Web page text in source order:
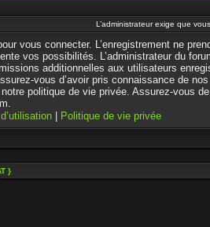
L’administrateur exige que
vous connecter. L’enregistrement ne
vos possibilités. L’administrateur du
additionnelles aux utilisateurs
vous d’avoir pris connaissance de nos
politique de vie privée. Assurez-vous
| Politique de vie privée
}